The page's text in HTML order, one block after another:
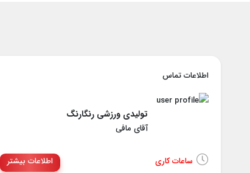
اطلاعات تماس
تولیدی ورزشی رنگارنگ
آقای مافی
ساعات کاری
اطلاعات بیشتر